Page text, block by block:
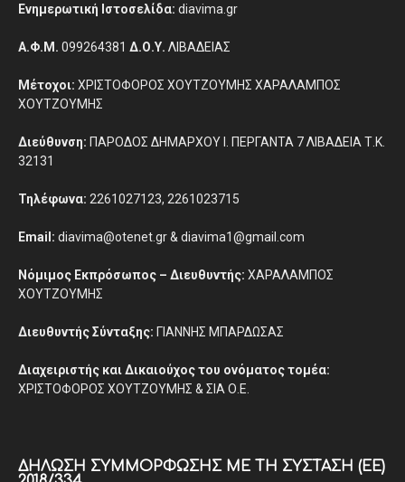
Ενημερωτική Ιστοσελίδα: diavima.gr
Α.Φ.Μ. 099264381 Δ.Ο.Υ. ΛΙΒΑΔΕΙΑΣ
Μέτοχοι: ΧΡΙΣΤΟΦΟΡΟΣ ΧΟΥΤΖΟΥΜΗΣ ΧΑΡΑΛΑΜΠΟΣ
ΧΟΥΤΖΟΥΜΗΣ
Διεύθυνση: ΠΑΡΟΔΟΣ ΔΗΜΑΡΧΟΥ Ι. ΠΕΡΓΑΝΤΑ 7 ΛΙΒΑΔΕΙΑ Τ.Κ.
32131
Τηλέφωνα: 2261027123, 2261023715
Email: diavima@otenet.gr & diavima1@gmail.com
Νόμιμος Εκπρόσωπος – Διευθυντής: ΧΑΡΑΛΑΜΠΟΣ
ΧΟΥΤΖΟΥΜΗΣ
Διευθυντής Σύνταξης: ΓΙΑΝΝΗΣ ΜΠΑΡΔΩΣΑΣ
Διαχειριστής και Δικαιούχος του ονόματος τομέα:
ΧΡΙΣΤΟΦΟΡΟΣ ΧΟΥΤΖΟΥΜΗΣ & ΣΙΑ Ο.Ε.
ΔΉΛΩΣΗ ΣΥΜΜΌΡΦΩΣΗΣ ΜΕ ΤΗ ΣΎΣΤΑΣΗ (ΕΕ)